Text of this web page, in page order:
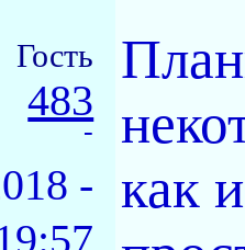
Гость
483
-
- как